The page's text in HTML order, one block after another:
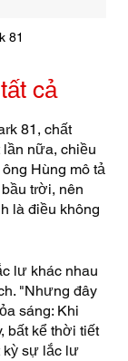
81
cả
81, chất
lần nữa, chiều
Hùng mô tả
trời, nên
là điều không
lư khác nhau
"Nhưng đây
sáng: Khi
bất kể thời tiết
kỳ sự lắc lư